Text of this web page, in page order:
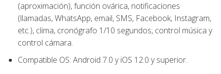
(aproximación), función ovárica, notificaciones
(llamadas, WhatsApp, email, SMS, Facebook, Instagram,
etc.), clima, cronógrafo 1/10 segundos, control música y
control cámara.
Compatible OS: Android 7.0 y iOS 12.0 y superior.